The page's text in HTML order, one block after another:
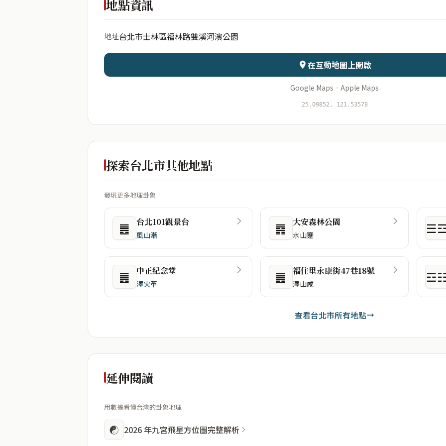
地點資訊
地址台北市士林區福林路雙溪河濱公園
在互動地圖上開啟
Google Maps · Apple Maps
25.09852, 121.53578
探索台北市其他地點
發現更多地理卦象
䷌ 台北101觀景台
風山漸 ䷴ 大安森林公園
水山蹇
䷌ 中正紀念堂
澤火革 ䷌ 福住里永康街47巷18號
澤山咸
查看台北市所有地點
延伸閱讀
用數據看懂台灣的卦象地理
☯ 2026 年九宮飛星方位圖完整解析